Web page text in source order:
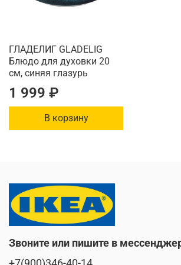
ГЛАДЕЛИГ GLADELIG
Блюдо для духовки 20
см, синяя глазурь
1 999 ₽
В корзину
Звоните или пишите в